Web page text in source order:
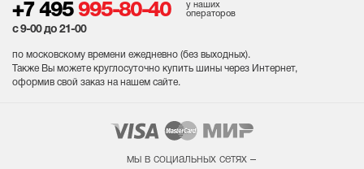
+7 495 995-80-40
у наших
операторов
с 9-00 до 21-00
по московскому времени ежедневно (без выходных).
Также Вы можете круглосуточно купить шины через Интернет,
оформив свой заказ на нашем сайте.
мы в социальных сетях –